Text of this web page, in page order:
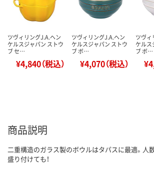
ツヴィリングJ.A.ヘン
ケルスジャパン ストウ
ブ セ…
¥4,840（税込）
ツヴィリングJ.A.ヘン
ケルスジャパン ストウ
ブ ボ…
¥4,070（税込）
ツヴィ
ケルス
ブ ボ…
商品説明
二重構造のガラス製のボウルはタパスに最適。人
盛り付けても！